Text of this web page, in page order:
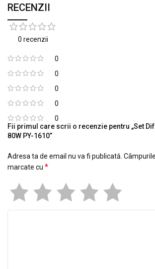
RECENZII
0 recenzii
0
0
0
0
0
Fii primul care scrii o recenzie pentru „Set
80W PY-1610”
Adresa ta de email nu va fi publicată.
marcate cu *